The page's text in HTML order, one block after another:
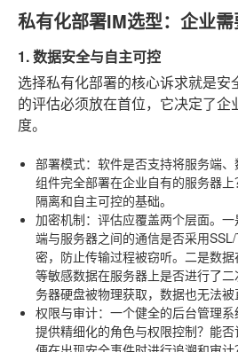
私有化部署IM选型：企业
1. 数据安全与自主可控
选择私有化部署的核心诉求就是安
的评估必须放在首位，它决定了企
度。
部署模式：软件是否支持将服务端
组件完全部署在企业自有的服务器
隔离和自主可控的基础。
加密机制：评估应覆盖两个层面。
端与服务器之间的通信是否采用
密，防止传输过程被窃听。二是数
等敏感数据在服务器上是否进行了
务器硬盘被物理获取，数据也无法被
权限与审计：一个健全的后台管理
提供精细化的角色与权限控制？能